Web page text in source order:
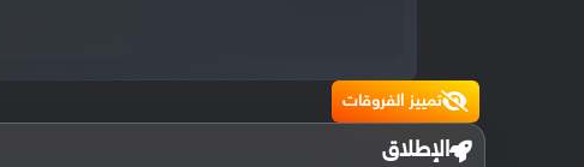
تمييز الفروقات
الإطلاق